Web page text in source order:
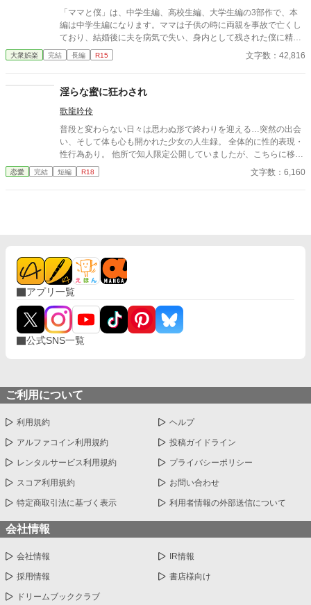
「ママと僕」は、中学生編、高校生編、大学生編の3部作で、本
編は中学生編になります。ママは子供の時に両親を事故で亡くし
ており、結婚後に夫を病気で失い、身内として残された僕に精神
的に依存をするようになる。幼少期の「僕」はそのママの依存が
嬉しく、素敵なママに甘える閉鎖的な生活を当たり前のことと考
マとの日常の中で処理すべきものと疑わず、ママも戸惑いながら
もママに甘える「僕」に満足する。ママも僕もそうした行為が少
なからず社会規範に反していることは理解しているが、ママとの
甘美な繋がりは解消できずに戸惑いながらも続く「ママと中学生
の僕」の営みを描いてみました。
大衆娯楽 完結 長編 R15 文字数：42,816
淫らな蜜に狂わされ
歌龍吟伶
普段と変わらない日々は思わぬ形で終わりを迎える…突然の出会
い、そして体も心も開かれた少女の人生録。 全体的に性的表現・
性行為あり。 他所で知人限定公開していましたが、こちらに移し
ました。 全3話完結済みです。
恋愛 完結 短編 R18 文字数：6,160
アプリ一覧
公式SNS一覧
ご利用について
利用規約 ヘルプ
アルファコイン利用規約 投稿ガイドライン
レンタルサービス利用規約 プライバシーポリシー
スコア利用規約 お問い合わせ
特定商取引法に基づく表示 利用者情報の外部送信について
会社情報
会社情報 IR情報
採用情報 書店様向け
ドリームブッククラブ